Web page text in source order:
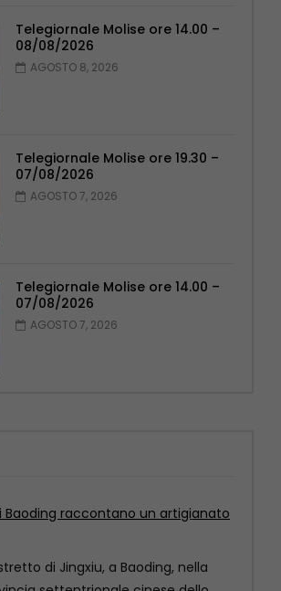
Telegiornale Molise ore 14.00 –
08/08/2026
AGOSTO 8, 2026
Telegiornale Molise ore 19.30 –
07/08/2026
AGOSTO 7, 2026
Telegiornale Molise ore 14.00 –
07/08/2026
AGOSTO 7, 2026
Baoding raccontano un artigianato
di Jingxiu, a Baoding, nella